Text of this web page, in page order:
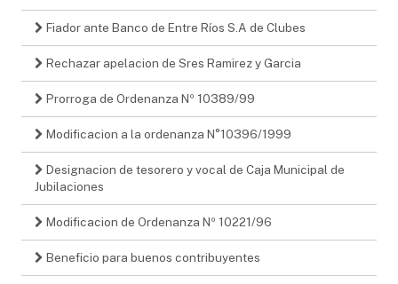
Fiador ante Banco de Entre Ríos S.A de Clubes
Rechazar apelacion de Sres Ramirez y Garcia
Prorroga de Ordenanza Nº 10389/99
Modificacion a la ordenanza N°10396/1999
Designacion de tesorero y vocal de Caja Municipal de
Jubilaciones
Modificacion de Ordenanza Nº 10221/96
Beneficio para buenos contribuyentes